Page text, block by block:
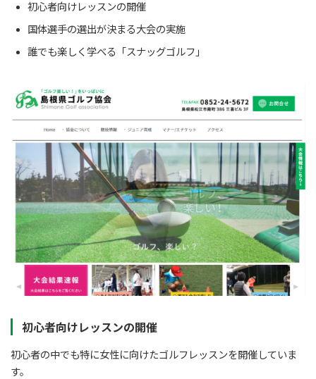
初心者向けレッスンの開催
国体選手の選出が決まる大会の実施
誰でも楽しく学べる「スナッグゴルフ」
初心者向けレッスンの開催
初心者の中でも特に女性に向けたゴルフレッスンを開催していま
す。